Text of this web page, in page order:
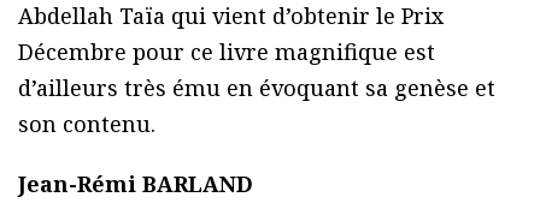
Abdellah Taïa qui vient d’obtenir le Prix
Décembre pour ce livre magnifique est
d’ailleurs très ému en évoquant sa genèse et
son contenu.
Jean-Rémi BARLAND